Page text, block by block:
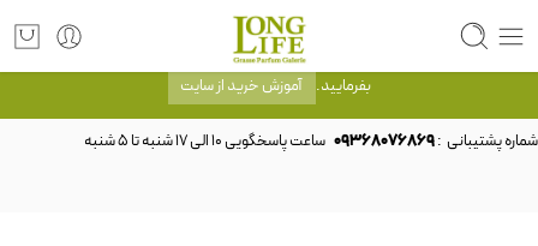
توجه! برند لانگ لایف رایحه های معروف را با شیشه و بسته بندی خود شرکت لانگ لایف
عرضه می کند.که با انتخاب حجم هر ادکلنی می توانید شیشه و بسته بندی را ملاحظه
بفرمایید. آموزش خرید از سایت
شماره پشتیبانی :09368076869